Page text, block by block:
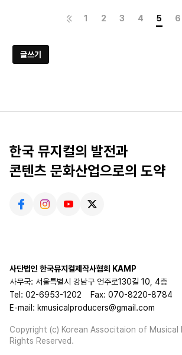
1 2 3 4 5 6
글쓰기
한국 뮤지컬의 발전과
콘텐츠 문화산업으로의 도약
사단법인 한국뮤지컬제작사협회 KAMP
사무국: 서울특별시 강남구 언주로130길 10, 4층
Tel: 02-6953-1202
Fax: 070-8220-8784
E-mail: kmusicalproducers@gmail.com
Copyright (c) Korean Associtaion of Musical
Rights Reserved.